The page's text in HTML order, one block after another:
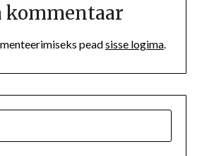
kommentaar
peadsisse logima